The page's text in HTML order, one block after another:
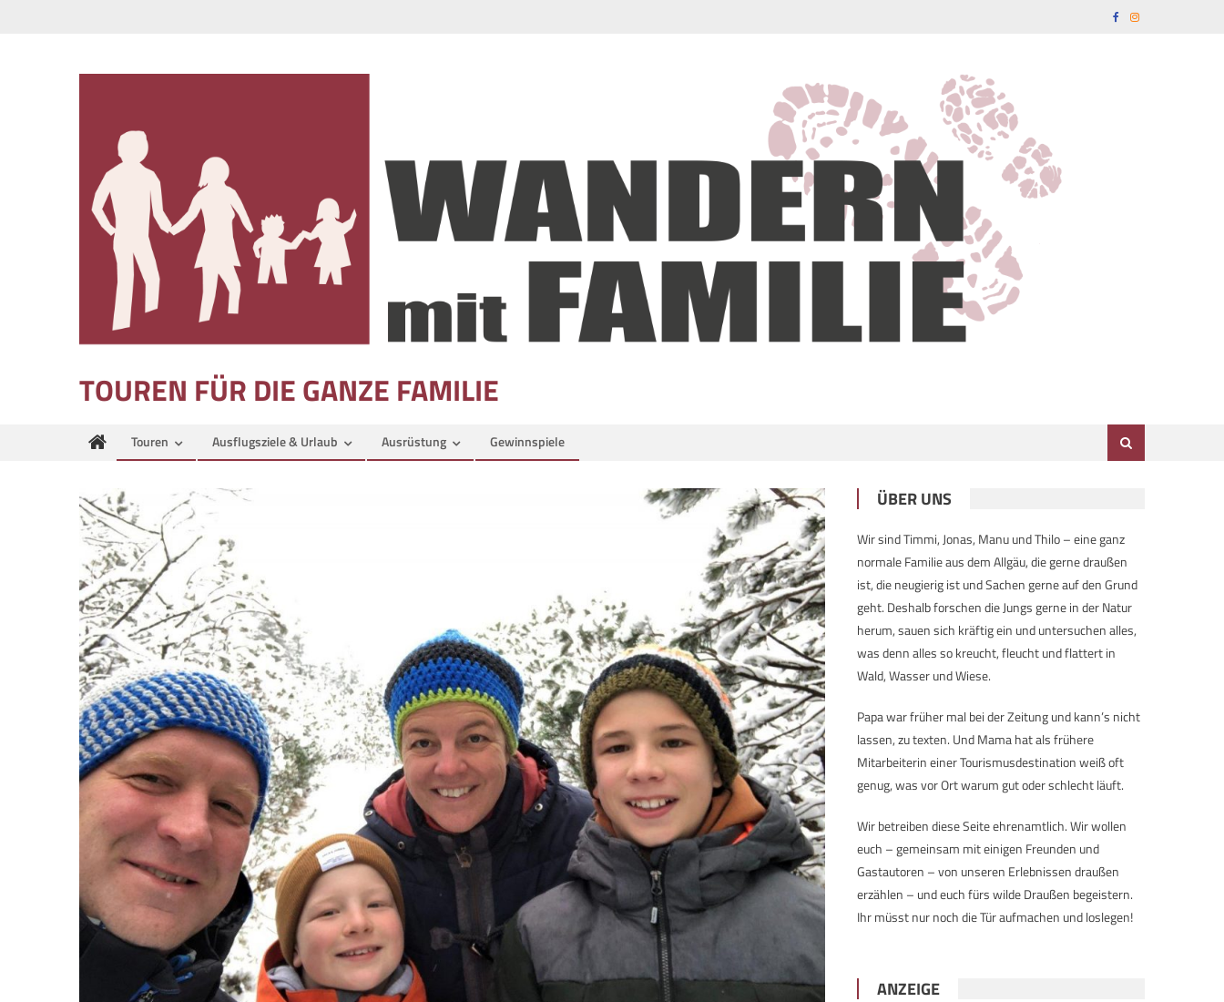
TOUREN FÜR DIE GANZE FAMILIE
Touren Ausflugsziele & Urlaub Ausrüstung Gewinnspiele
ÜBER UNS
Wir sind Timmi, Jonas, Manu und Thilo – eine ganz
normale Familie aus dem Allgäu, die gerne draußen
ist, die neugierig ist und Sachen gerne auf den Grund
geht. Deshalb forschen die Jungs gerne in der Natur
herum, sauen sich kräftig ein und untersuchen alles,
was denn alles so kreucht, fleucht und flattert in
Wald, Wasser und Wiese.
Papa war früher mal bei der Zeitung und kann’s nicht
lassen, zu texten. Und Mama hat als frühere
Mitarbeiterin einer Tourismusdestination weiß oft
genug, was vor Ort warum gut oder schlecht läuft.
Wir betreiben diese Seite ehrenamtlich. Wir wollen
euch – gemeinsam mit einigen Freunden und
Gastautoren – von unseren Erlebnissen draußen
erzählen – und euch fürs wilde Draußen begeistern.
Ihr müsst nur noch die Tür aufmachen und loslegen!
ANZEIGE